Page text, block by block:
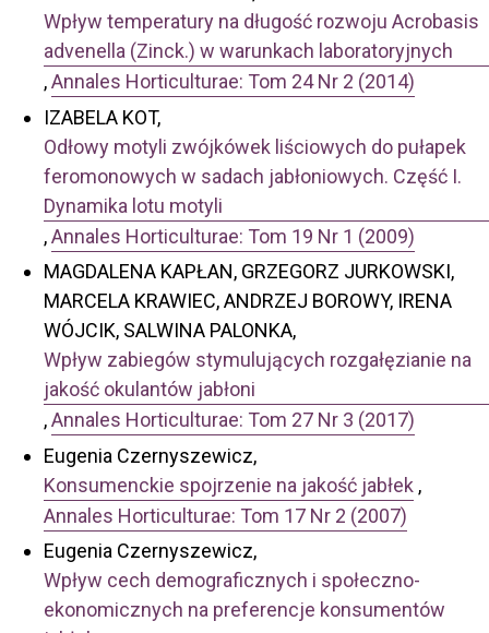
Wpływ temperatury na długość rozwoju Acrobasis
advenella (Zinck.) w warunkach laboratoryjnych
,Annales Horticulturae: Tom 24 Nr 2 (2014)
IZABELA KOT,
Odłowy motyli zwójkówek liściowych do pułapek
feromonowych w sadach jabłoniowych. Część I.
Dynamika lotu motyli
,Annales Horticulturae: Tom 19 Nr 1 (2009)
MAGDALENA KAPŁAN, GRZEGORZ JURKOWSKI,
MARCELA KRAWIEC, ANDRZEJ BOROWY, IRENA
WÓJCIK, SALWINA PALONKA,
Wpływ zabiegów stymulujących rozgałęzianie na
jakość okulantów jabłoni
,Annales Horticulturae: Tom 27 Nr 3 (2017)
Eugenia Czernyszewicz,
Konsumenckie spojrzenie na jakość jabłek ,
Annales Horticulturae: Tom 17 Nr 2 (2007)
Eugenia Czernyszewicz,
Wpływ cech demograficznych i społeczno-
ekonomicznych na preferencje konsumentów